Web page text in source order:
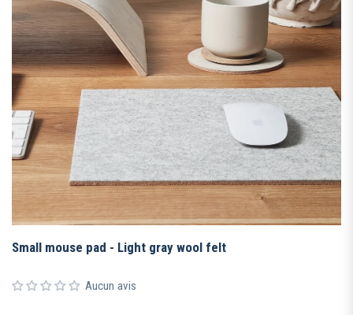
Small mouse pad - Light gray wool felt
Aucun avis